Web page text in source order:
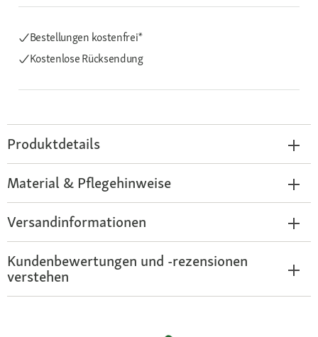
Bestellungen kostenfrei*
Kostenlose Rücksendung
Produktdetails
Material & Pflegehinweise
Versandinformationen
Kundenbewertungen und -rezensionen
verstehen